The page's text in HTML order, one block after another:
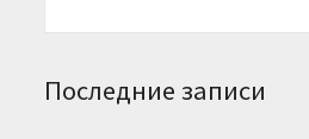
Последние записи